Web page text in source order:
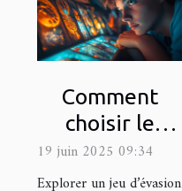
Comment
choisir le
meilleur jeu
d'évasion
19 juin 2025 09:34
Explorer un jeu d’évasion